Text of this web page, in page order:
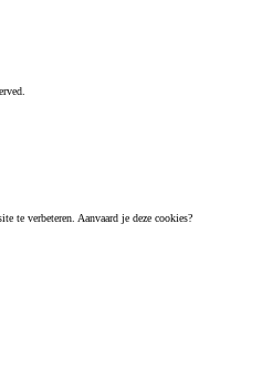
te verbeteren. Aanvaard je deze cookies?